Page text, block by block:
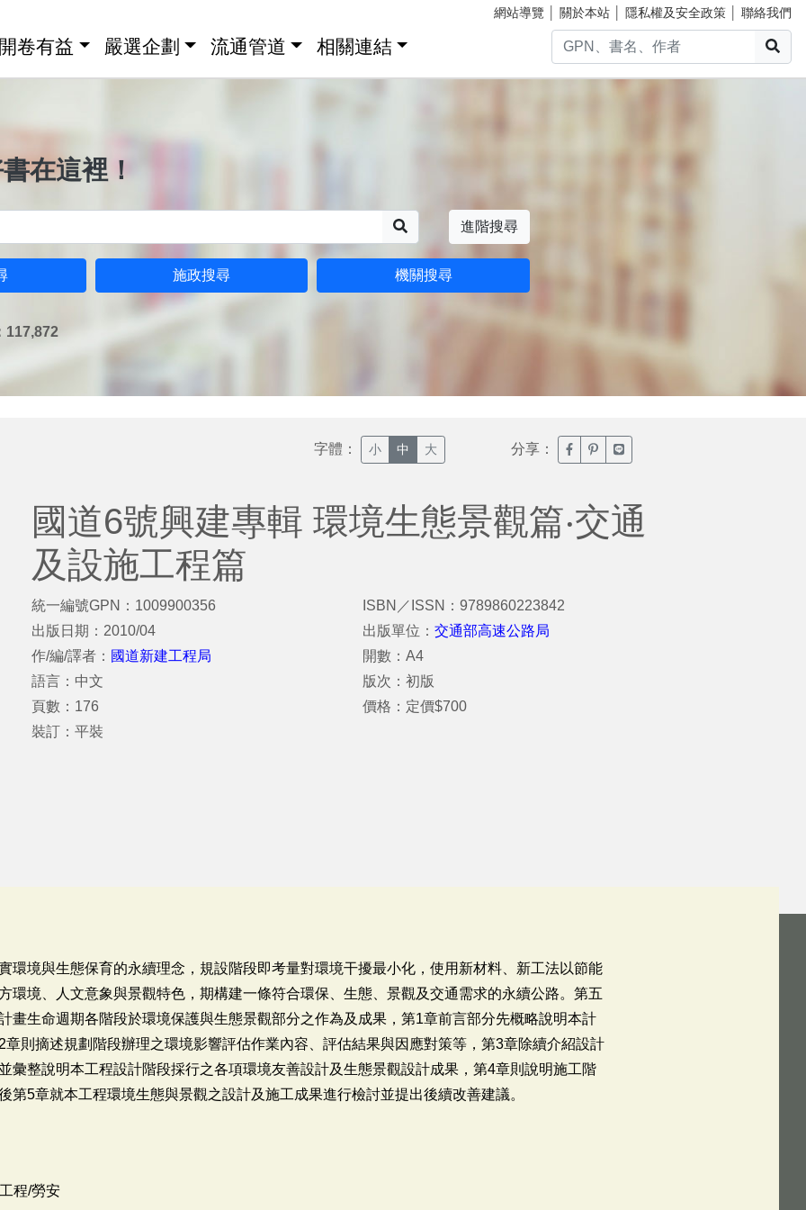
網站導覽 關於本站 隱私權及安全政策 聯絡我們
卷有益 嚴選企劃 流通管道 相關連結
在這裡！
進階搜尋
施政搜尋 機關搜尋
117,872
字體： 小 中 大 分享： 臉書分享(另開新視窗)
噗浪分享(另開新視窗)
Line分享(另開新視窗)
國道6號興建專輯 環境生態景觀篇‧交通
及設施工程篇
統一編號GPN：1009900356
出版日期：2010/04
作/編/譯者： 國道新建工程局
語言：中文
頁數：176
裝訂：平裝
ISBN／ISSN：9789860223842
出版單位：交通部高速公路局
開數：A4
版次：初版
價格：定價$700
環境與生態保育的永續理念，規設階段即考量對環境干擾最小化，使用新材料、新工法以節能
環境、人文意象與景觀特色，期構建一條符合環保、生態、景觀及交通需求的永續公路。第五
畫生命週期各階段於環境保護與生態景觀部分之作為及成果，第1章前言部分先概略說明本計
則摘述規劃階段辦理之環境影響評估作業內容、評估結果與因應對策等，第3章除續介紹設計
彙整說明本工程設計階段採行之各項環境友善設計及生態景觀設計成果，第4章則說明施工階
第5章就本工程環境生態與景觀之設計及施工成果進行檢討並提出後續改善建議。
程/勞安